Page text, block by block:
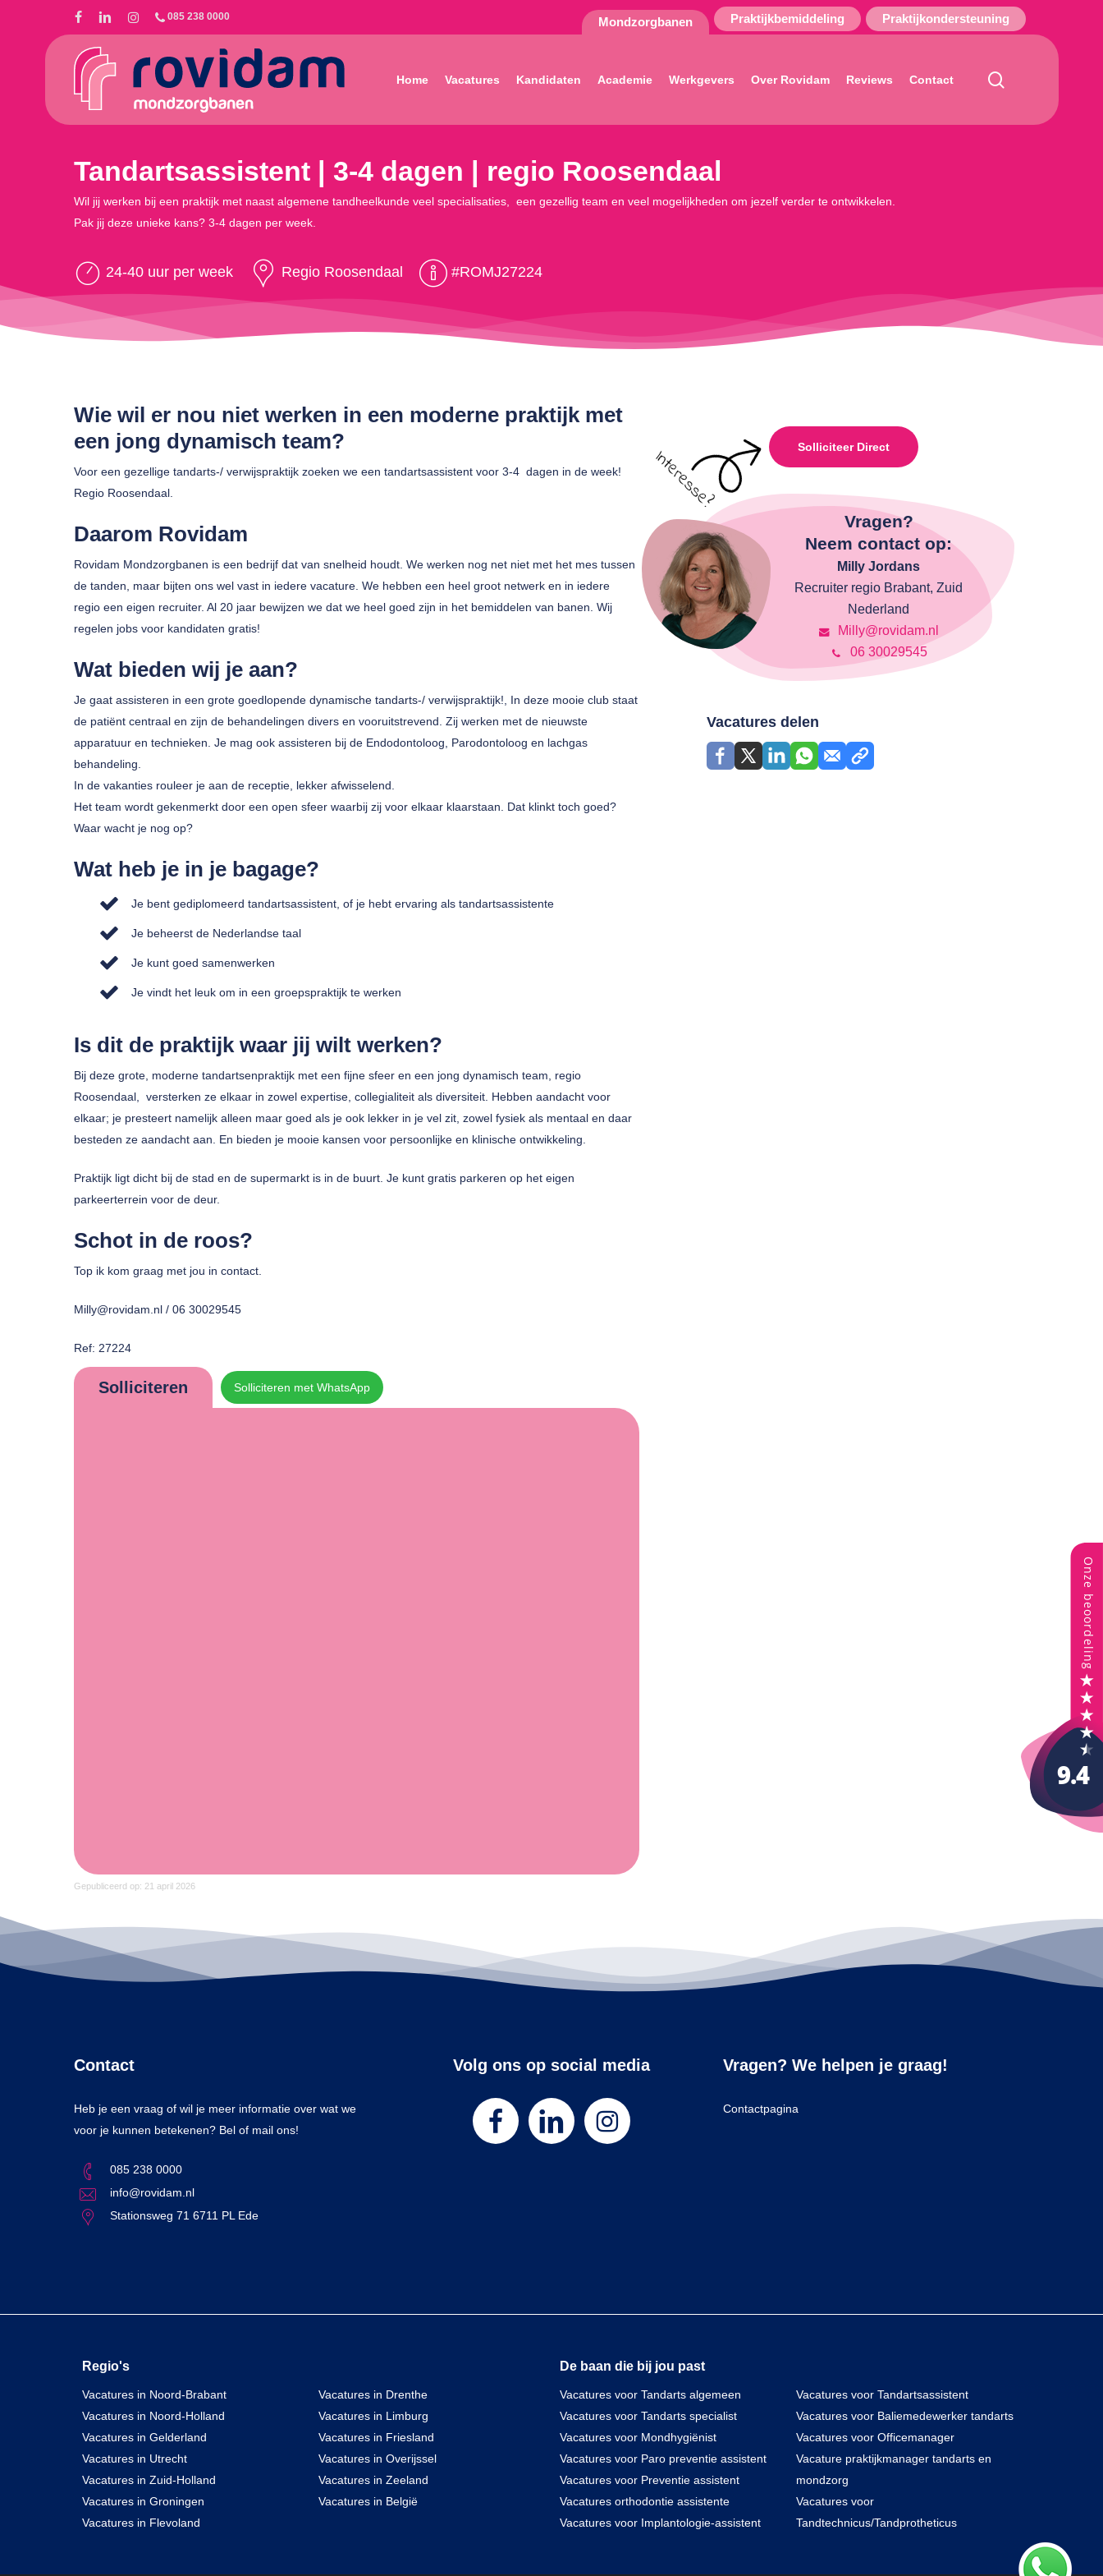
085 238 0000 Mondzorgbanen Praktijkbemiddeling Praktijkondersteuning
Home Vacatures Kandidaten Academie Werkgevers Over Rovidam Reviews Contact
Tandartsassistent | 3-4 dagen | regio Roosendaal
Wil jij werken bij een praktijk met naast algemene tandheelkunde veel specialisaties, een gezellig team en veel mogelijkheden om jezelf verder te ontwikkelen.
Pak jij deze unieke kans? 3-4 dagen per week.
24-40 uur per week Regio Roosendaal #ROMJ27224
Wie wil er nou niet werken in een moderne praktijk met
een jong dynamisch team?
Voor een gezellige tandarts-/ verwijspraktijk zoeken we een tandartsassistent voor 3-4 dagen in de week!
Regio Roosendaal.
Daarom Rovidam
Rovidam Mondzorgbanen is een bedrijf dat van snelheid houdt. We werken nog net niet met het mes tussen
de tanden, maar bijten ons wel vast in iedere vacature. We hebben een heel groot netwerk en in iedere
regio een eigen recruiter. Al 20 jaar bewijzen we dat we heel goed zijn in het bemiddelen van banen. Wij
regelen jobs voor kandidaten gratis!
Wat bieden wij je aan?
Je gaat assisteren in een grote goedlopende dynamische tandarts-/ verwijspraktijk!, In deze mooie club staat
de patiënt centraal en zijn de behandelingen divers en vooruitstrevend. Zij werken met de nieuwste
apparatuur en technieken. Je mag ook assisteren bij de Endodontoloog, Parodontoloog en lachgas
behandeling.
In de vakanties rouleer je aan de receptie, lekker afwisselend.
Het team wordt gekenmerkt door een open sfeer waarbij zij voor elkaar klaarstaan. Dat klinkt toch goed?
Waar wacht je nog op?
Wat heb je in je bagage?
Je bent gediplomeerd tandartsassistent, of je hebt ervaring als tandartsassistente
Je beheerst de Nederlandse taal
Je kunt goed samenwerken
Je vindt het leuk om in een groepspraktijk te werken
Is dit de praktijk waar jij wilt werken?
Bij deze grote, moderne tandartsenpraktijk met een fijne sfeer en een jong dynamisch team, regio
Roosendaal, versterken ze elkaar in zowel expertise, collegialiteit als diversiteit. Hebben aandacht voor
elkaar; je presteert namelijk alleen maar goed als je ook lekker in je vel zit, zowel fysiek als mentaal en daar
besteden ze aandacht aan. En bieden je mooie kansen voor persoonlijke en klinische ontwikkeling.
Praktijk ligt dicht bij de stad en de supermarkt is in de buurt. Je kunt gratis parkeren op het eigen
parkeerterrein voor de deur.
Schot in de roos?
Top ik kom graag met jou in contact.
Milly@rovidam.nl / 06 30029545
Ref: 27224
Solliciteren Solliciteren met WhatsApp
Gepubliceerd op: 21 april 2026
Solliciteer Direct
Vragen?
Neem contact op:
Milly Jordans
Recruiter regio Brabant, Zuid
Nederland
Milly@rovidam.nl
06 30029545
Vacatures delen
Contact
Heb je een vraag of wil je meer informatie over wat we
voor je kunnen betekenen? Bel of mail ons!
085 238 0000
info@rovidam.nl
Stationsweg 71 6711 PL Ede
Volg ons op social media Vragen? We helpen je graag!
Contactpagina
Regio's
Vacatures in Noord-Brabant
Vacatures in Noord-Holland
Vacatures in Gelderland
Vacatures in Utrecht
Vacatures in Zuid-Holland
Vacatures in Groningen
Vacatures in Flevoland
Vacatures in Drenthe
Vacatures in Limburg
Vacatures in Friesland
Vacatures in Overijssel
Vacatures in Zeeland
Vacatures in België
De baan die bij jou past
Vacatures voor Tandarts algemeen
Vacatures voor Tandarts specialist
Vacatures voor Mondhygiënist
Vacatures voor Paro preventie assistent
Vacatures voor Preventie assistent
Vacatures orthodontie assistente
Vacatures voor Implantologie-assistent
Vacatures voor Tandartsassistent
Vacatures voor Baliemedewerker tandarts
Vacatures voor Officemanager
Vacature praktijkmanager tandarts en
mondzorg
Vacatures voor
Tandtechnicus/Tandprotheticus